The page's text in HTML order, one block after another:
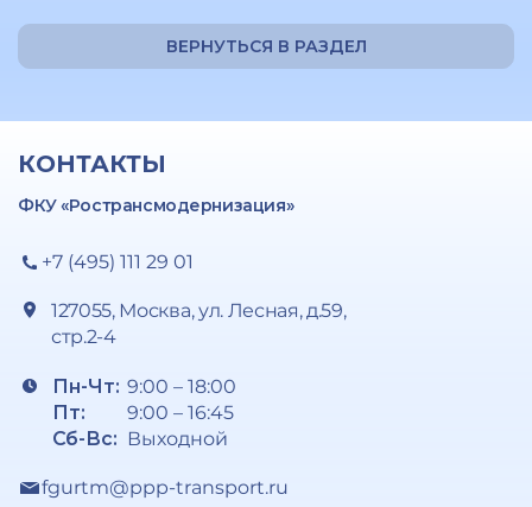
ВЕРНУТЬСЯ В РАЗДЕЛ
КОНТАКТЫ
ФКУ «Ространсмодернизация»
+7 (495) 111 29 01
127055, Москва, ул. Лесная, д.59,
стр.2-4
Пн-Чт:
Пт:
Сб-Вс:
9:00 – 18:00
9:00 – 16:45
Выходной
fgurtm@ppp-transport.ru